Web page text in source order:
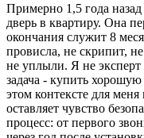
Примерно 1,5 года
дверь в квартиру. Она
окончания служит 8
провисла, не скрипит,
не уплыли. Я не эксперт
задача - купить
этом контексте для
оставляет чувство
процесс: от первого